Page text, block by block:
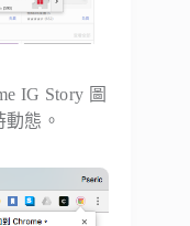
IG Story 圖
態。